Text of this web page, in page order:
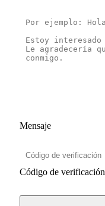
Mensaje
Código de verificación